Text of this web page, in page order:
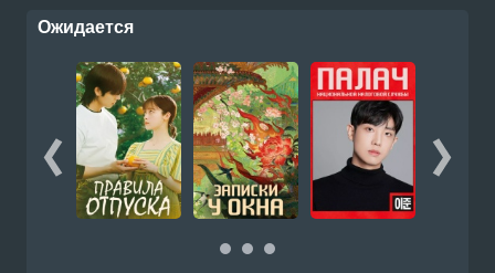
Ожидается